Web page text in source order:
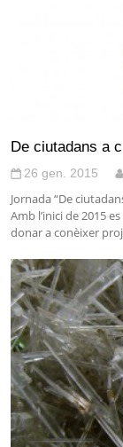
De ciutadans a
26 gen. 2015
Jornada “De
Amb l’inici de 2015
donar a conèixer